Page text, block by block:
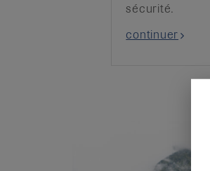
sécurité.
continuer